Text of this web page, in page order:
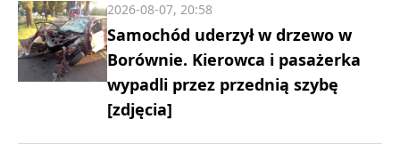
Samochód uderzył w drzewo w
Borównie. Kierowca i pasażerka
wypadli przez przednią szybę
[zdjęcia]
2026-08-07, 20:58